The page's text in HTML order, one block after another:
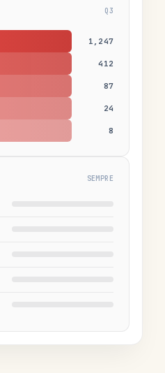
Q3
1,247
412
87
24
8
SEMPRE